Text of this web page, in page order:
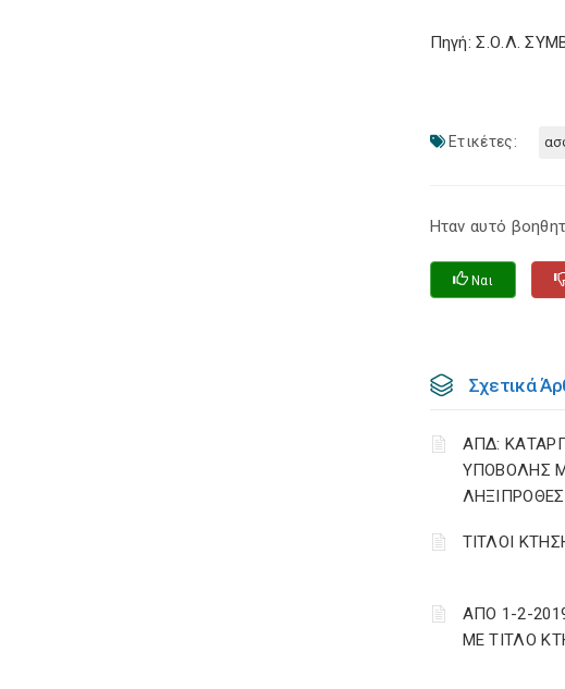
Πηγή: Σ.Ο.Λ.
Ετικέτες:
Ηταν αυτό
Ναι
Σχετικά
ΑΠΔ:
ΥΠΟΒΟΛΗΣ
ΤΙΤΛΟΙ
ΑΠΟ 1-2-
ΜΕ ΤΙΤΛΟ